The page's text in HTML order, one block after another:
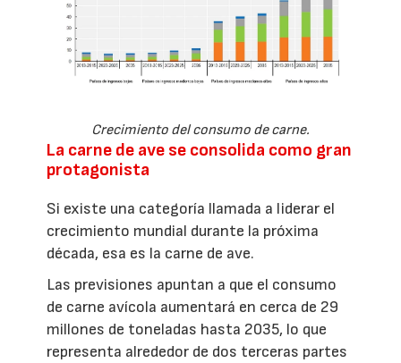
Crecimiento del consumo de carne.
La carne de ave se consolida como gran
protagonista
Si existe una categoría llamada a liderar el
crecimiento mundial durante la próxima
década, esa es la carne de ave.
Las previsiones apuntan a que el consumo
de carne avícola aumentará en cerca de 29
millones de toneladas hasta 2035, lo que
representa alrededor de dos terceras partes